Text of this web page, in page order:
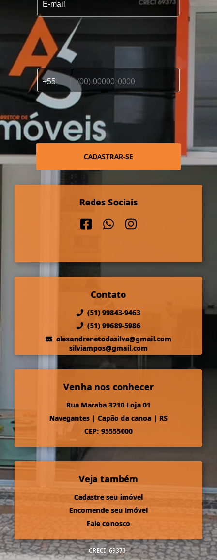
CADASTRAR-SE
Redes Sociais
Contato
(51) 99843-9463
(51) 99689-5986
alexandrenetodasilva@gmail.com
silviampos@gmail.com
Venha nos conhecer
Rua Maraba 3210 Loja 01
Navegantes | Capão da canoa | RS
CEP: 95555000
Veja também
Cadastre seu imóvel
Encomende seu imóvel
Fale conosco
CRECI 69373